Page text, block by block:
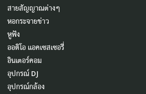
สายสัญญาณต่างๆ
หอกระจายข่าว
หูฟัง
ออดิโอ แอคเซสเซอรี่
อินเตอร์คอม
อุปกรณ์ DJ
อุปกรณ์กล้อง